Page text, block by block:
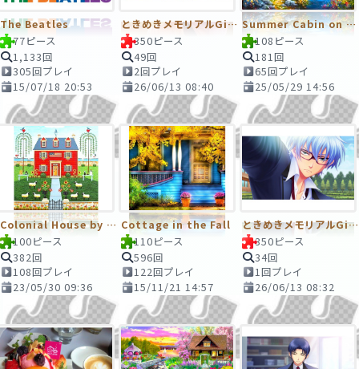
The Beatles
77ピース
1,133回
305回プレイ
15/07/18 20:53
ときめきメモリアルGirl’sSide4thHeart 氷室一紀～日常のひとコマ～
350ピース
49回
2回プレイ
26/06/13 08:40
Summer Cabin on the Lake
108ピース
181回
65回プレイ
25/05/29 14:56
Colonial House by the Sea with Sheep
100ピース
382回
108回プレイ
23/05/30 09:36
Cottage in the Fall
110ピース
596回
122回プレイ
15/11/21 14:57
ときめきメモリアルGirl’sSide4thHeart 氷室一紀スチル
350ピース
34回
1回プレイ
26/06/13 08:32